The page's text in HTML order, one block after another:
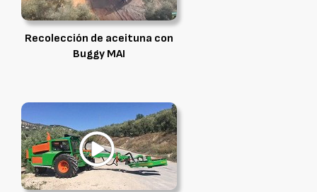
Recolección de aceituna con
Buggy MAI